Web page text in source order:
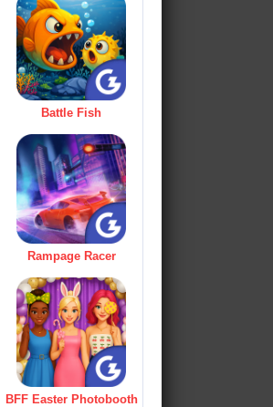
Battle Fish
Rampage Racer
BFF Easter Photobooth